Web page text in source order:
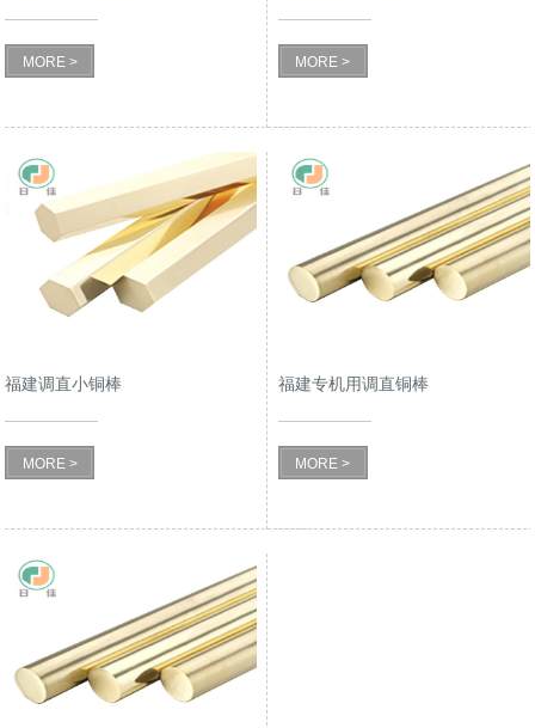
MORE > MORE >
福建调直小铜棒
MORE >
福建专机用调直铜棒
MORE >